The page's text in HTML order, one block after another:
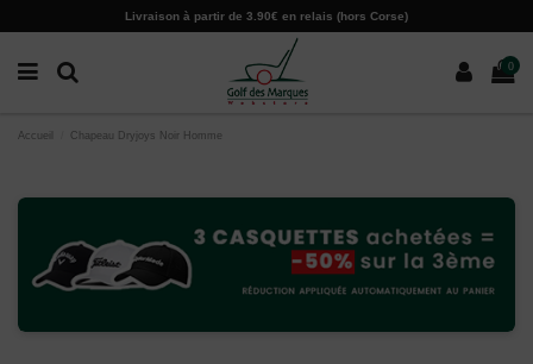
Livraison à partir de 3.90€ en relais (hors Corse)
0
Accueil Chapeau Dryjoys Noir Homme
Paramètres des cookies